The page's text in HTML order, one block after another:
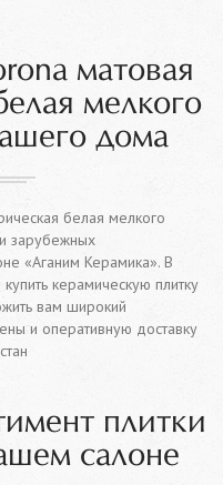
матовая
мелкого
дома
белая мелкого
зарубежных
«Аганим Керамика». В
керамическую плитку
вам широкий
и оперативную доставку
плитки
салоне